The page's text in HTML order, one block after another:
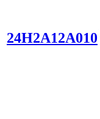
24H2A12A010